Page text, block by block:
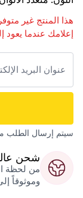
هذا المنتج غير
إعلامك عندما يعود
سيتم إرسال الطلب
شحن
من لحظة
وموثوقاً